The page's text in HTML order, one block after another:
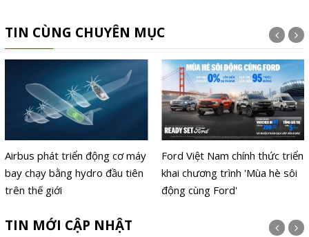
TIN CÙNG CHUYÊN MỤC
Airbus phát triển động cơ máy
bay chạy bằng hydro đầu tiên
trên thế giới
Ford Việt Nam chính thức triển
khai chương trình 'Mùa hè sôi
động cùng Ford'
TIN MỚI CẬP NHẬT